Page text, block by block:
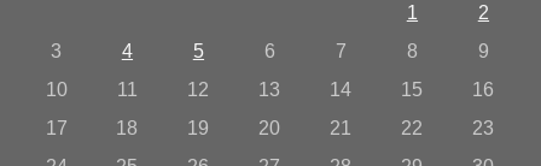
1
2
3
4 5 6 7 8
9
10
11 12 13 14 15
16
17
18 19 20 21 22
23